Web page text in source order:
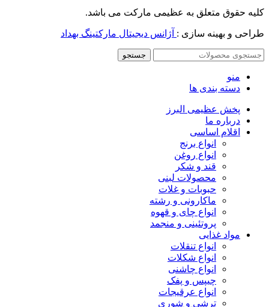
کلیه حقوق متعلق به عظیمی مارکت می باشد.
طراحی و بهینه سازی : آژانس دیجیتال مارکتینگ بهداد
جستجو
منو
دسته بندی ها
پخش عظیمی البرز
درباره ما
اقلام اساسی
انواع برنج
انواع روغن
قند و شکر
محصولات لبنی
حبوبات و غلات
ماکارونی و رشته
انواع چای و قهوه
پروتئینی و منجمد
مواد غذایی
انواع تنقلات
انواع شکلات
انواع چاشنی
چیپس و پفک
انواع عرقیجات
ترشی و شوری